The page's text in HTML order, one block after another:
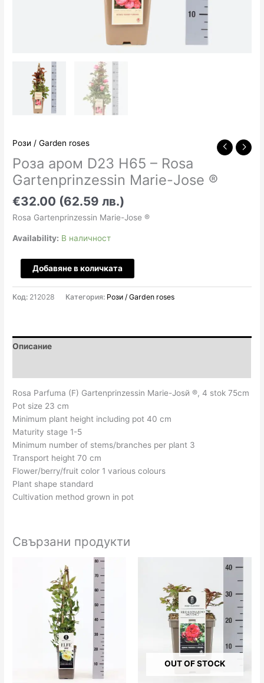
Рози / Garden roses
Роза аром D23 H65 – Rosa
Gartenprinzessin Marie-Jose ®
€32.00 (62.59 лв.)
Rosa Gartenprinzessin Marie-Jose ®
Availability: В наличност
количество
за
аром
-
Jose
®
Добавяне в количката
Код: 212028 Категория: Рози / Garden roses
Описание
Rosa Parfuma (F) Gartenprinzessin Marie-Josй ®, 4 stok 75cm
Pot size 23 cm
Minimum plant height including pot 40 cm
Maturity stage 1-5
Minimum number of stems/branches per plant 3
Transport height 70 cm
Flower/berry/fruit color 1 various colours
Plant shape standard
Cultivation method grown in pot
Свързани продукти
OUT OF STOCK